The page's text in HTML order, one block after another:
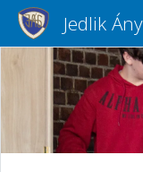
Ugrás a tartalomra
Jedlik